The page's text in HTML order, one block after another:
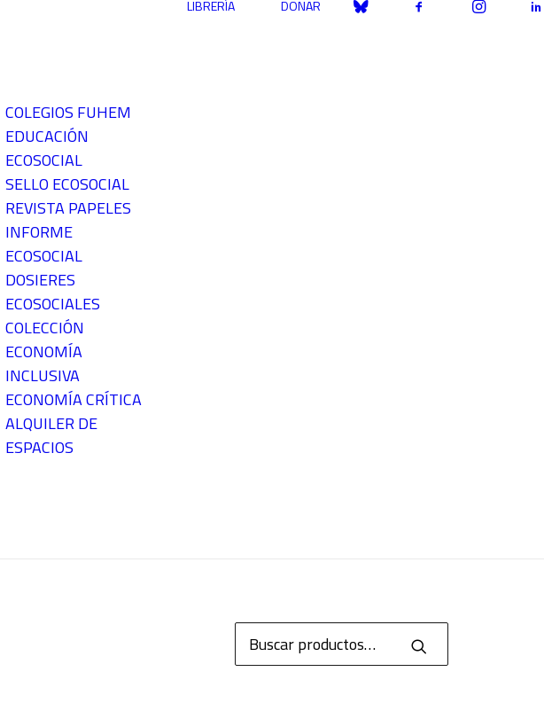
COLEGIOS FUHEM
EDUCACIÓN
ECOSOCIAL
SELLO ECOSOCIAL
REVISTA PAPELES
INFORME
ECOSOCIAL
DOSIERES
ECOSOCIALES
COLECCIÓN
ECONOMÍA
INCLUSIVA
ECONOMÍA CRÍTICA
ALQUILER DE
ESPACIOS
LIBRERÍA DONAR
Buscar
por: